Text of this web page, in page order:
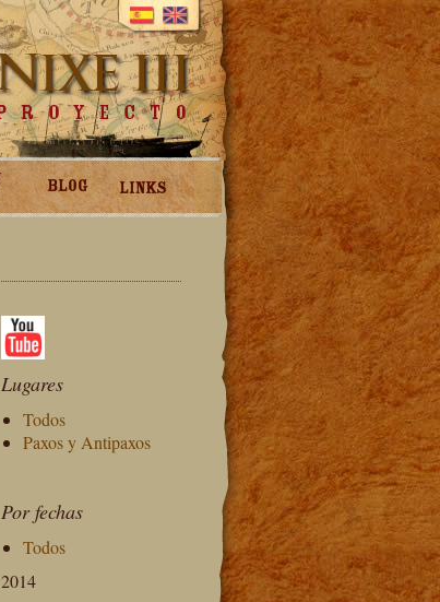
Lugares
Todos
Paxos y Antipaxos
Por fechas
Todos
2014